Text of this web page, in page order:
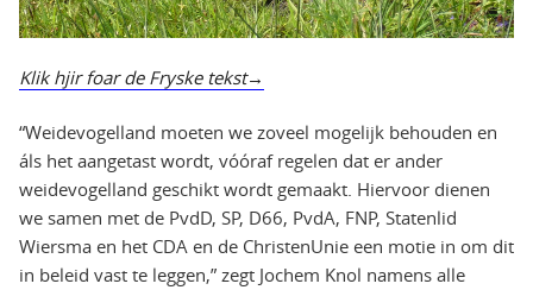
Klik hjir foar de Fryske tekst
“Weidevogelland moeten we zoveel mogelijk behouden en
áls het aangetast wordt, vóóraf regelen dat er ander
weidevogelland geschikt wordt gemaakt. Hiervoor dienen
we samen met de PvdD, SP, D66, PvdA, FNP, Statenlid
Wiersma en het CDA en de ChristenUnie een motie in om dit
in beleid vast te leggen,” zegt Jochem Knol namens alle